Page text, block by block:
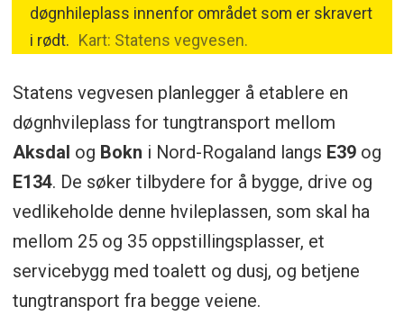
døgnhileplass innenfor området som er skravert
i rødt. Kart: Statens vegvesen.
Statens vegvesen planlegger å etablere en
døgnhvileplass for tungtransport mellom
Aksdal og Bokn i Nord-Rogaland langs E39og
E134. De søker tilbydere for å bygge, drive og
vedlikeholde denne hvileplassen, som skal ha
mellom 25 og 35 oppstillingsplasser, et
servicebygg med toalett og dusj, og betjene
tungtransport fra begge veiene.